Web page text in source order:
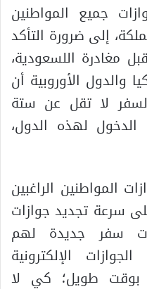
جميع المواطنين
إلى ضرورة التأكد
مغادرة اللسعودية،
والدول الأوروبية أن
لا تقل عن ستة
لهذه الدول،
المواطنين الراغبين
سرعة تجديد جوازات
سفر جديدة لهم
الإلكترونية
بوقت طويل؛ كي لا